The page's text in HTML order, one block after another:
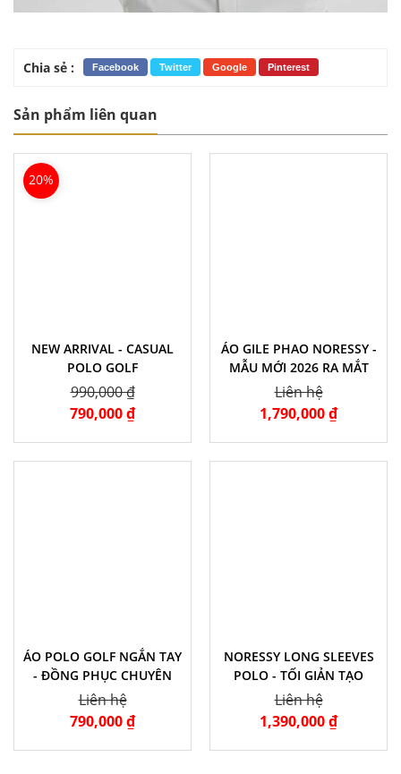
Chia sẻ : Facebook Twitter Google Pinterest
Sản phẩm liên quan
20%
NEW ARRIVAL - CASUAL
POLO GOLF
990,000 ₫
790,000 ₫
ÁO GILE PHAO NORESSY -
MẪU MỚI 2026 RA MẮT
Liên hệ
1,790,000 ₫
ÁO POLO GOLF NGẮN TAY
- ĐỒNG PHỤC CHUYÊN
NGHIỆP
Liên hệ
790,000 ₫
NORESSY LONG SLEEVES
POLO - TỐI GIẢN TẠO
NÊN ĐẲNG CẤP
Liên hệ
1,390,000 ₫